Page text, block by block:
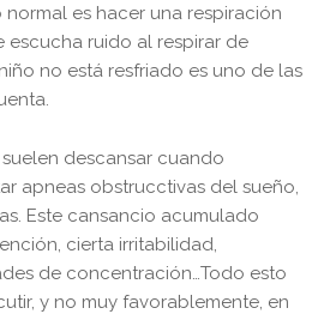
normal es hacer una respiración
escucha ruido al respirar de
no está resfriado es uno de las
descansar cuando
apneas obstrucctivas del sueño,
Este cansancio acumulado
cierta irritabilidad,
de concentración…Todo esto
y no muy favorablemente, en